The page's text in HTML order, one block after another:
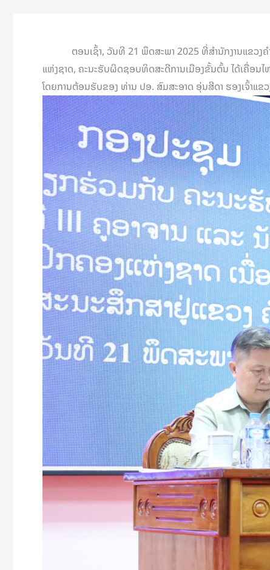
ຕອນເຊົ້າ, ວັນທີ 21 ພຶດສະພາ 2025 ທີ່ສຳນັກງານແຂວງຄຳມ່
ແຫ່ງຊາດ, ຄະນະຮັບຜິດຊອບທິດສະດີການເມືອງຂັ້ນຕົ້ນ ໄດ້ເຄື່ອນ
ໂດຍການຕ້ອນຮັບຂອງ ທ່ານ ປອ. ສົມສະອາດ ອຸ່ນສີດາ ຮອງເຈົ້າແຂ